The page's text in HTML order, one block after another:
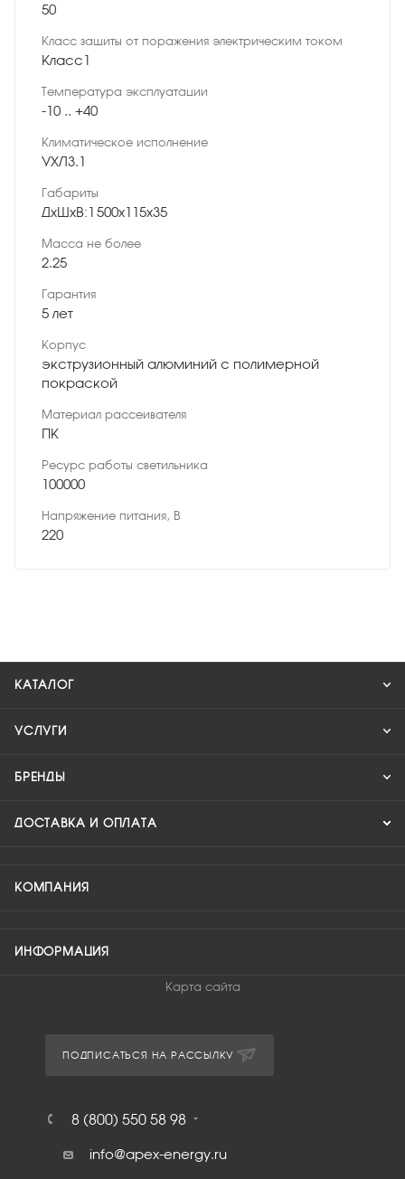
50
Класс защиты от поражения электрическим током
Класс1
Температура эксплуатации
-10 .. +40
Климатическое исполнение
УХЛ3.1
Габариты
ДхШхВ:1 500х115х35
Масса не более
2.25
Гарантия
5 лет
Корпус
экструзионный алюминий с полимерной
покраской
Материал рассеивателя
ПК
Ресурс работы светильника
100000
Напряжение питания, В
220
КАТАЛОГ
УСЛУГИ
БРЕНДЫ
ДОСТАВКА И ОПЛАТА
КОМПАНИЯ
ИНФОРМАЦИЯ
Карта сайта
ПОДПИСАТЬСЯ НА РАССЫЛКУ
8 (800) 550 58 98
info@apex-energy.ru